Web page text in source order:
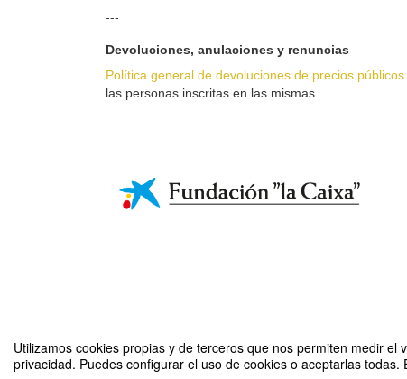
Utilizamos cookies propias y de terceros que nos permiten medir
privacidad. Puedes configurar el uso de cookies o aceptarlas
---
Devoluciones, anulaciones y renuncias
Política general de devoluciones de precios públicos
las personas inscritas en las mismas.
Más 55 1C - 22/23 HU